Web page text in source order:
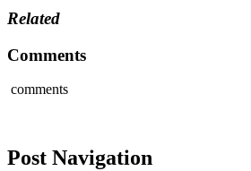
Related
Comments
comments
Post Navigation